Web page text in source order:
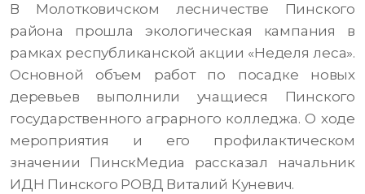
В Молотковичском лесничестве Пинского
района прошла экологическая кампания в
рамках республиканской акции «Неделя леса».
Основной объем работ по посадке новых
деревьев выполнили учащиеся Пинского
государственного аграрного колледжа. О ходе
мероприятия и его профилактическом
значении ПинскМедиа рассказал начальник
ИДН Пинского РОВД Виталий Куневич.